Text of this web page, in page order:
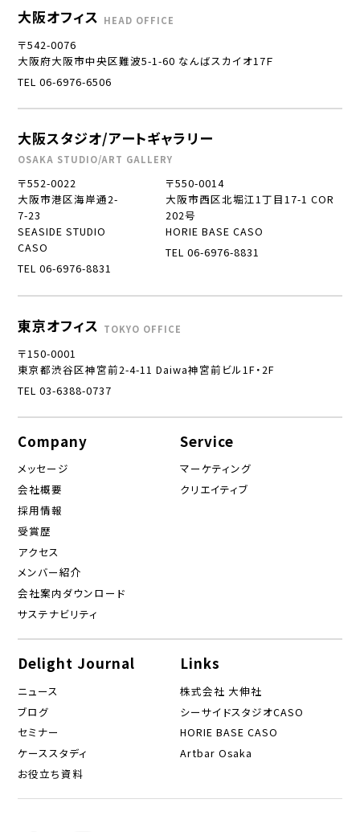
大阪オフィス HEAD OFFICE
〒542-0076
大阪府大阪市中央区難波5-1-60 なんばスカイオ17Ｆ
TEL 06-6976-6506
大阪スタジオ/アートギャラリー
OSAKA STUDIO/ART GALLERY
〒552-0022
大阪市港区海岸通2-
7-23
SEASIDE STUDIO
CASO
TEL 06-6976-8831
〒550-0014
大阪市西区北堀江1丁目17-1 COR
202号
HORIE BASE CASO
TEL 06-6976-8831
東京オフィス TOKYO OFFICE
〒150-0001
東京都渋谷区神宮前2-4-11 Daiwa神宮前ビル1F・2F
TEL 03-6388-0737
Company
メッセージ
会社概要
採用情報
受賞歴
アクセス
メンバー紹介
会社案内ダウンロード
サステナビリティ
Service
マーケティング
クリエイティブ
Delight Journal
ニュース
ブログ
セミナー
ケーススタディ
お役立ち資料
Links
株式会社 大伸社
シーサイドスタジオCASO
HORIE BASE CASO
Artbar Osaka